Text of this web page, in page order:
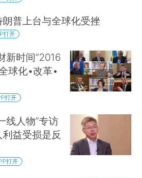
朗普上台与全球化受挫
打开
新时间”2016
球化•改革•
打开
线人物”专访
益受损是反
打开